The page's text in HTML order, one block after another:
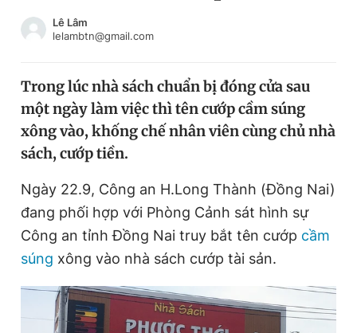
Chuyên mục khác
Tin thị trường Tin 360
Video
Sản phẩm khác
Tiện ích Bạn cần biết
Thông tin tòa soạn Liên hệ quảng cáo
Tin đã xem
Đăng xuất
Lê Lâm
lelambtn@gmail.com
Trong lúc nhà sách chuẩn bị đóng cửa sau
một ngày làm việc thì tên cướp cầm súng
xông vào, khống chế nhân viên cùng chủ nhà
sách, cướp tiền.
Ngày 22.9, Công an H.Long Thành (Đồng Nai)
đang phối hợp với Phòng Cảnh sát hình sự
Công an tỉnh Đồng Nai truy bắt tên cướp cầm
súng xông vào nhà sách cướp tài sản.